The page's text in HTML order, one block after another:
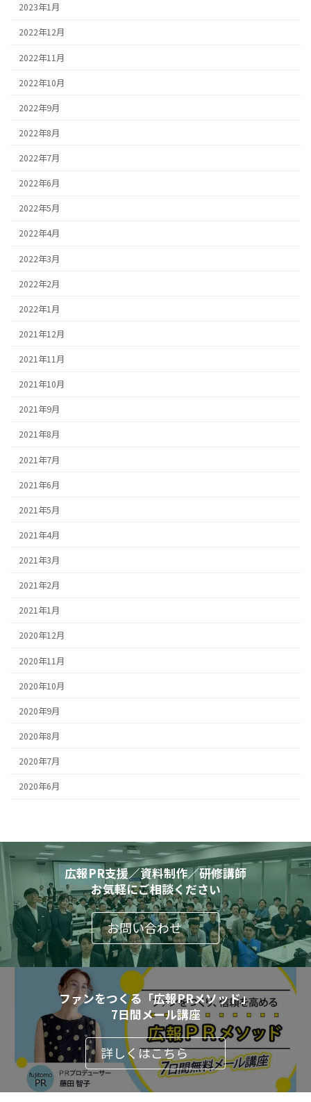
2023年1月
2022年12月
2022年11月
2022年10月
2022年9月
2022年8月
2022年7月
2022年6月
2022年5月
2022年4月
2022年3月
2022年2月
2022年1月
2021年12月
2021年11月
2021年10月
2021年9月
2021年8月
2021年7月
2021年6月
2021年5月
2021年4月
2021年3月
2021年2月
2021年1月
2020年12月
2020年11月
2020年10月
2020年9月
2020年8月
2020年7月
2020年6月
広報PR支援／資料制作／研修講師
お気軽にご相談ください
お問い合わせ
ファンをつくる「広報PRメソッド」
7日間メール講座
詳しくはこちら